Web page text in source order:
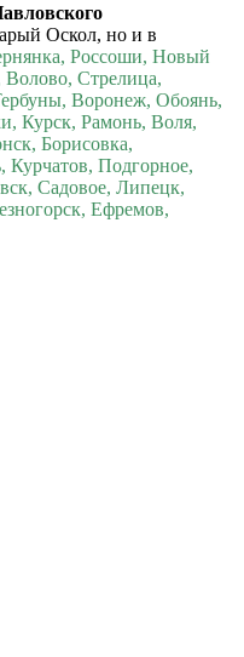
Оскол, но и в
Россоши, Новый
Стрелица,
Воронеж, Обоянь,
Курск, Рамонь, Воля,
Борисовка,
Курчатов, Подгорное,
Садовое, Липецк,
Ефремов,